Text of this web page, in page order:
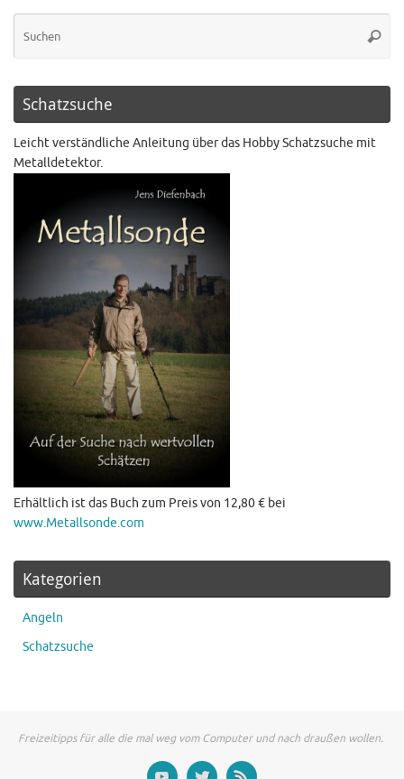
Schatzsuche
Leicht verständliche Anleitung über das Hobby Schatzsuche mit
Metalldetektor.
Erhältlich ist das Buch zum Preis von 12,80 € bei
www.Metallsonde.com
Kategorien
Angeln
Schatzsuche
Freizeitipps für alle die mal weg vom Computer und nach draußen wollen.